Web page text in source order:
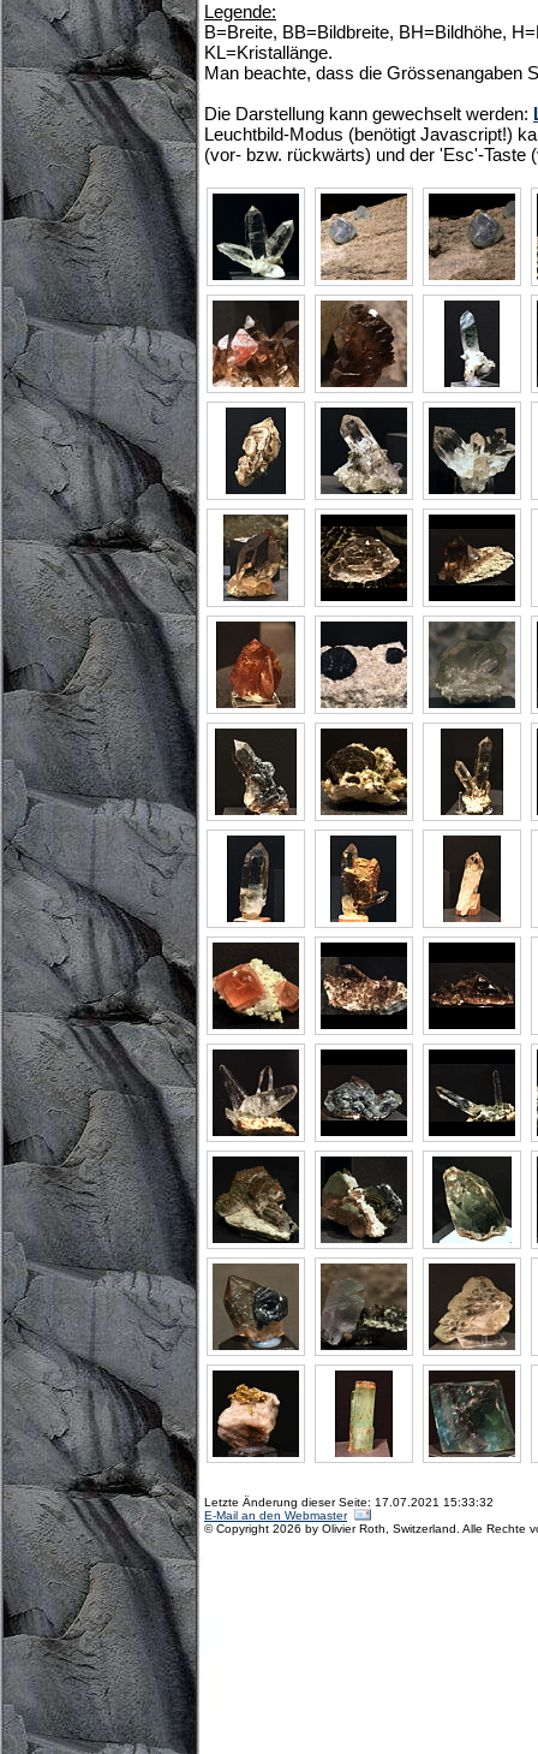
Legende:
B=Breite, BB=Bildbreite, BH=Bildhöhe,
KL=Kristallänge.
Man beachte, dass die Grössenangaben
Die Darstellung kann gewechselt werden:
Leuchtbild-Modus (benötigt Javascript!)
(vor- bzw. rückwärts) und der 'Esc'-Taste
Letzte Änderung dieser Seite: 17.07.2021 15:33:32
E-Mail an den Webmaster
© Copyright 2026 by Olivier Roth, Switzerland. Alle Rechte